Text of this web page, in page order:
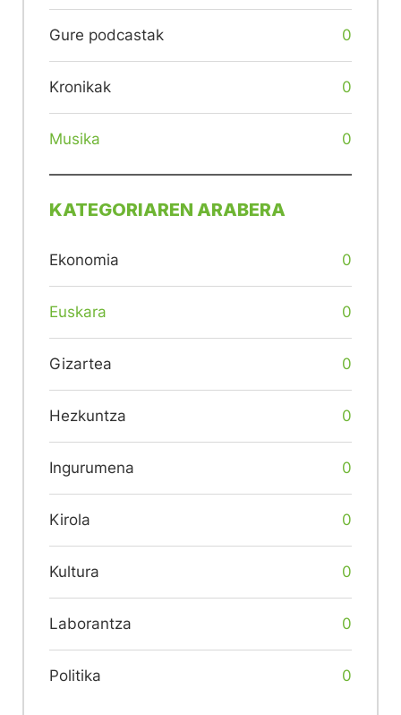
Gure podcastak 0
Kronikak 0
Musika 0
KATEGORIAREN ARABERA
Ekonomia 0
Euskara 0
Gizartea 0
Hezkuntza 0
Ingurumena 0
Kirola 0
Kultura 0
Laborantza 0
Politika 0